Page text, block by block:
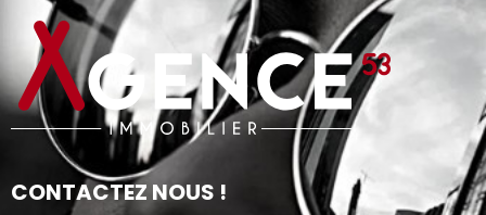
CONTACTEZ NOUS !